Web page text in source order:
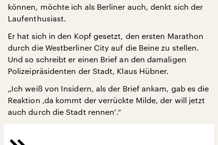
können, möchte ich als Berliner auch, denkt sich der
Laufenthusiast.
Er hat sich in den Kopf gesetzt, den ersten Marathon
durch die Westberliner City auf die Beine zu stellen.
Und so schreibt er einen Brief an den damaligen
Polizeipräsidenten der Stadt, Klaus Hübner.
„Ich weiß von Insidern, als der Brief ankam, gab es die
Reaktion ‚da kommt der verrückte Milde, der will jetzt
auch durch die Stadt rennen'.“